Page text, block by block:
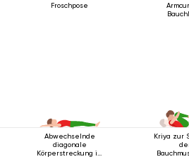
Froschpose
Abwechselnde
diagonale
Körperstreckung im
Kriya zur